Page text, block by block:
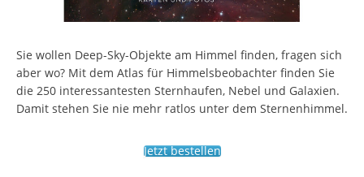
Sie wollen Deep-Sky-Objekte am Himmel finden, fragen sich
aber wo? Mit dem Atlas für Himmelsbeobachter finden Sie
die 250 interessantesten Sternhaufen, Nebel und Galaxien.
Damit stehen Sie nie mehr ratlos unter dem Sternenhimmel.
Jetzt bestellen